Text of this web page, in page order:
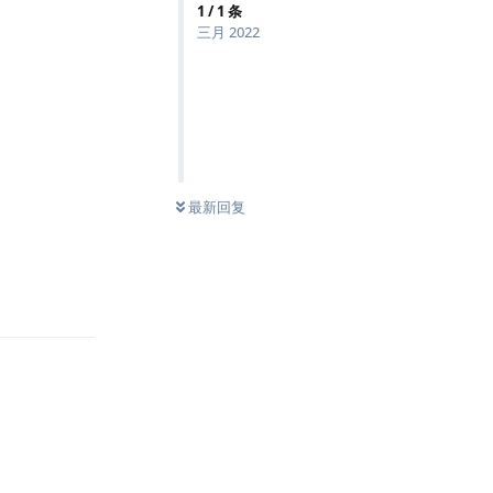
1 /1 条
三月 2022
最新回复